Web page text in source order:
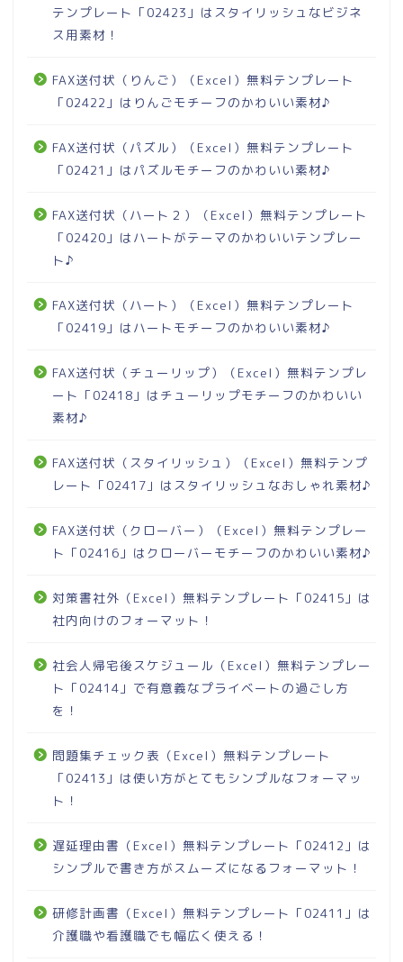
テンプレート「02423」はスタイリッシュなビジネ
ス用素材！
FAX送付状（りんご）（Excel）無料テンプレート
「02422」はりんごモチーフのかわいい素材♪
FAX送付状（パズル）（Excel）無料テンプレート
「02421」はパズルモチーフのかわいい素材♪
FAX送付状（ハート２）（Excel）無料テンプレート
「02420」はハートがテーマのかわいいテンプレー
ト♪
FAX送付状（ハート）（Excel）無料テンプレート
「02419」はハートモチーフのかわいい素材♪
FAX送付状（チューリップ）（Excel）無料テンプレ
ート「02418」はチューリップモチーフのかわいい
素材♪
FAX送付状（スタイリッシュ）（Excel）無料テンプ
レート「02417」はスタイリッシュなおしゃれ素材♪
FAX送付状（クローバー）（Excel）無料テンプレー
ト「02416」はクローバーモチーフのかわいい素材♪
対策書社外（Excel）無料テンプレート「02415」は
社内向けのフォーマット！
社会人帰宅後スケジュール（Excel）無料テンプレー
ト「02414」で有意義なプライベートの過ごし方
を！
問題集チェック表（Excel）無料テンプレート
「02413」は使い方がとてもシンプルなフォーマッ
ト！
遅延理由書（Excel）無料テンプレート「02412」は
シンプルで書き方がスムーズになるフォーマット！
研修計画書（Excel）無料テンプレート「02411」は
介護職や看護職でも幅広く使える！